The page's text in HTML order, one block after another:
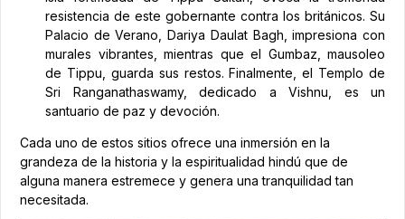
resistencia de este gobernante contra los británicos. Su
Palacio de Verano, Dariya Daulat Bagh, impresiona con
murales vibrantes, mientras que el Gumbaz, mausoleo
de Tippu, guarda sus restos. Finalmente, el Templo de
Sri Ranganathaswamy, dedicado a Vishnu, es un
santuario de paz y devoción.
Cada uno de estos sitios ofrece una inmersión en la
grandeza de la historia y la espiritualidad hindú que de
alguna manera estremece y genera una tranquilidad tan
necesitada.